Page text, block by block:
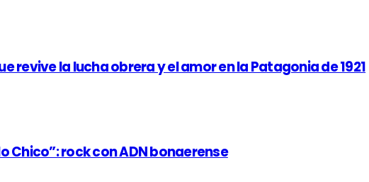
revive la lucha obrera y el amor en la Patagonia de 1921
Chico”: rock con ADN bonaerense